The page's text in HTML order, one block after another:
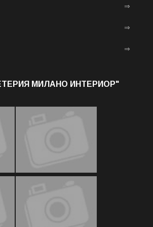
⇒
⇒
⇒
МИЛАНО ИНТЕРИОР"